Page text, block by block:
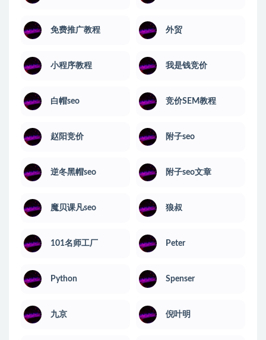
免费推广教程 外贸
小程序教程 我是钱竞价
白帽seo 竞价SEM教程
赵阳竞价 附子seo
逆冬黑帽seo 附子seo文章
魔贝课凡seo 狼叔
101名师工厂 Peter
Python Spenser
九京 倪叶明